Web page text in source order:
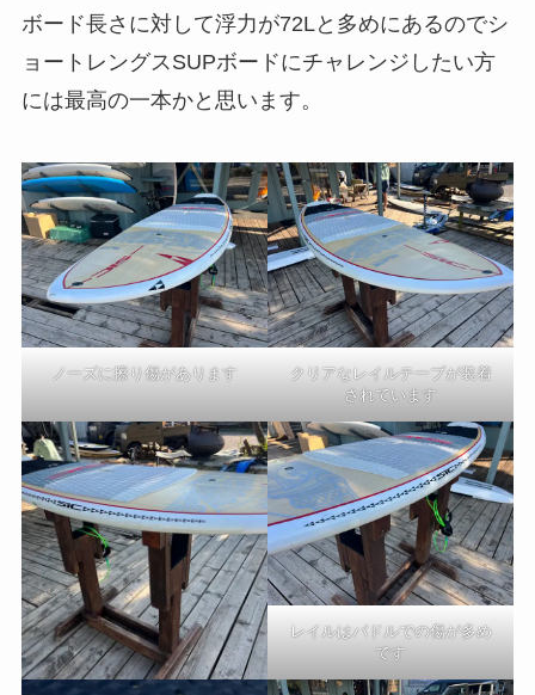
ボード長さに対して浮力が72Lと多めにあるのでシ
ョートレングスSUPボードにチャレンジしたい方
には最高の一本かと思います。
ノーズに擦り傷があります
クリアなレイルテープが装着
されています
レイルはパドルでの傷が多め
です